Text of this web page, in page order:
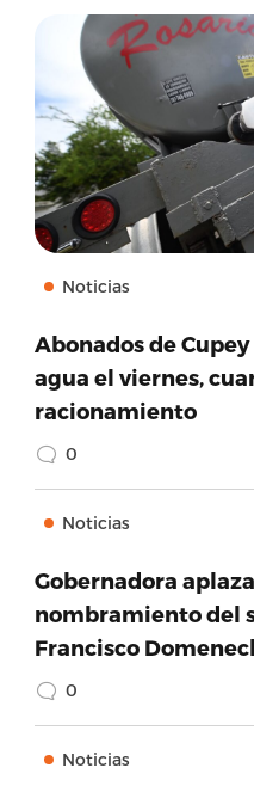
Noticias
Abonados de
agua el viernes,
racionamiento
0
Noticias
Gobernadora
nombramiento del
Francisco
0
Noticias